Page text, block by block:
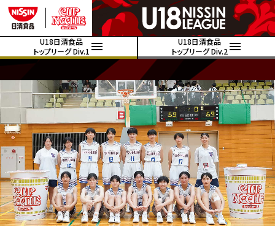
U18日清食品
トップリーグ Div.1
U18日清食品
トップリーグ Div.2